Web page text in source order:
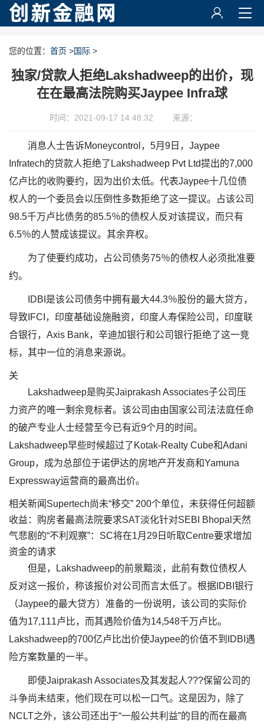
您的位置： 首页 >国际 >
独家/贷款人拒绝Lakshadweep的出价，现
在在最高法院购买Jaypee Infra球
时间：2021-09-17 14:48:32 来源：
消息人士告诉Moneycontrol，5月9日，Jaypee
Infratech的贷款人拒绝了Lakshadweep Pvt Ltd提出的7,000
亿卢比的收购要约，因为出价太低。代表Jaypee十几位债
权人的一个委员会以压倒性多数拒绝了这一提议。占该公司
98.5千万卢比债务的85.5％的债权人反对该提议，而只有
6.5％的人赞成该提议。其余弃权。
为了使要约成功，占公司债务75％的债权人必须批准要
约。
IDBI是该公司债务中拥有最大44.3％股份的最大贷方，
导致IFCI，印度基础设施融资，印度人寿保险公司，印度联
合银行，Axis Bank，辛迪加银行和公司银行拒绝了这一竞
标，其中一位的消息来源说。
关
Lakshadweep是购买Jaiprakash Associates子公司压
力资产的唯一剩余竞标者。该公司由由国家公司法法庭任命
的破产专业人士经营至今已有近9个月的时间。
Lakshadweep早些时候超过了Kotak-Realty Cube和Adani
Group，成为总部位于诺伊达的房地产开发商和Yamuna
Expressway运营商的最高出价。
相关新闻Supertech尚未“移交” 200个单位，未获得任何超额
收益：购房者最高法院要求SAT淡化针对SEBI Bhopal天然
气悲剧的“不利观察”：SC将在1月29日听取Centre要求增加
资金的请求
但是，Lakshadweep的前景黯淡，此前有数位债权人
反对这一报价，称该报价对公司而言太低了。根据IDBI银行
（Jaypee的最大贷方）准备的一份说明，该公司的实际价
值为17,111卢比，而其遇险价值为14,548千万卢比。
Lakshadweep的700亿卢比出价使Jaypee的价值不到IDBI遇
险方案数量的一半。
即使Jaiprakash Associates及其发起人???保留公司的
斗争尚未结束，他们现在可以松一口气。这是因为，除了
NCLT之外，该公司还出于“一般公共利益”的目的而在最高